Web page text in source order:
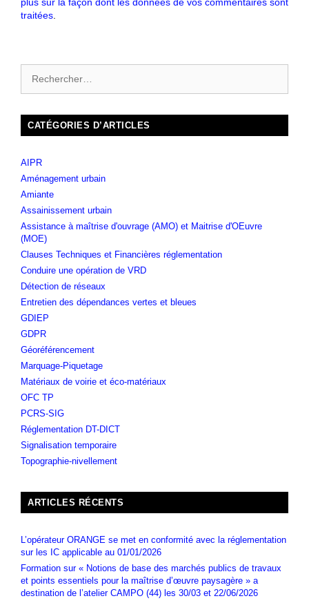
plus sur la façon dont les données de vos commentaires sont
traitées.
CATÉGORIES D’ARTICLES
AIPR
Aménagement urbain
Amiante
Assainissement urbain
Assistance à maîtrise d'ouvrage (AMO) et Maitrise d'OEuvre
(MOE)
Clauses Techniques et Financières réglementation
Conduire une opération de VRD
Détection de réseaux
Entretien des dépendances vertes et bleues
GDIEP
GDPR
Géoréférencement
Marquage-Piquetage
Matériaux de voirie et éco-matériaux
OFC TP
PCRS-SIG
Réglementation DT-DICT
Signalisation temporaire
Topographie-nivellement
ARTICLES RÉCENTS
L’opérateur ORANGE se met en conformité avec la réglementation
sur les IC applicable au 01/01/2026
Formation sur « Notions de base des marchés publics de travaux
et points essentiels pour la maîtrise d’œuvre paysagère » a
destination de l’atelier CAMPO (44) les 30/03 et 22/06/2026